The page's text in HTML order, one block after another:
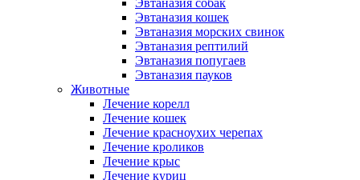
Эвтаназия собак
Эвтаназия кошек
Эвтаназия морских свинок
Эвтаназия рептилий
Эвтаназия попугаев
Эвтаназия пауков
Животные
Лечение корелл
Лечение кошек
Лечение красноухих черепах
Лечение кроликов
Лечение крыс
Лечение куриц